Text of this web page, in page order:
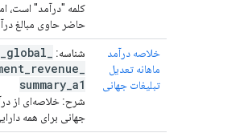
کلمه "درآمد" است،
حاضر حاوی مبالغ
خلاصه درآمد
ماهانه تعدیل
تبلیغات جهانی
شناسه: global
revenue
summary a1
شرح: خلاصه‌ای از
جهانی برای همه